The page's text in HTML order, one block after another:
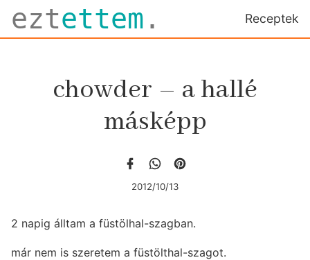
eztettem . Receptek
chowder – a hallé
másképp
2012/10/13
2 napig álltam a füstölhal-szagban.
már nem is szeretem a füstölthal-szagot.